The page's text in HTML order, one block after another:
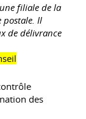
une filiale de la
postale. Il
de délivrance
des